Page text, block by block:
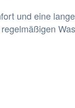
und eine